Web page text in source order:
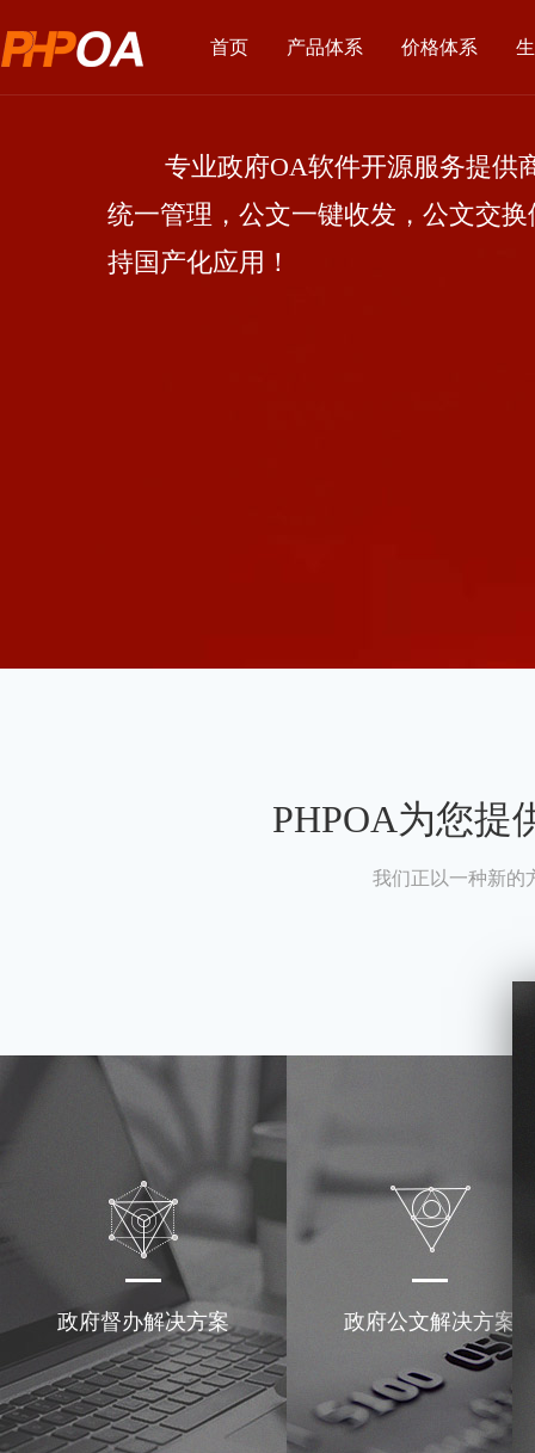
首页 产品体系 价格体系
专业政府OA软件开源服务提供商
统一管理，公文一键收发，公文交
持国产化应用！
PHPOA为您提
我们正以一种新的
政府督办解决方案 政府公文解决方案